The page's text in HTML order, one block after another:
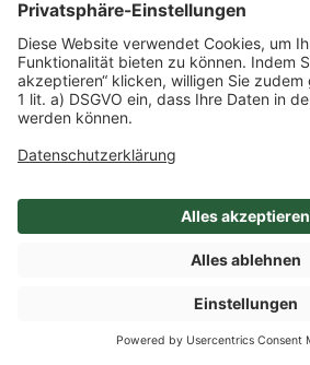
SHOP
Art-Nr. 15950
BlinQ Blossom
0,113 kg/l Inhalt
Niederlande
Mehr Info nach Anmeldung